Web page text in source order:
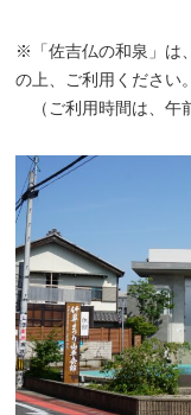
※「佐吉仏の和泉」は
の上、ご利用ください。
（ご利用時間は、午